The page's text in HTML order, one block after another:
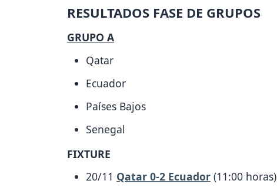
RESULTADOS FASE DE GRUPOS
GRUPO A
Qatar
Ecuador
Países Bajos
Senegal
FIXTURE
20/11 Qatar 0-2 Ecuador (11:00 horas)